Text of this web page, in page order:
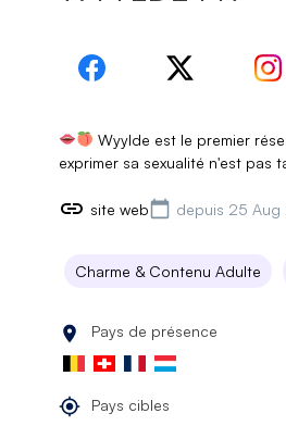
Wyylde est le premier
exprimer sa sexualité n'est pas
site web depuis 25
Charme & Contenu Adulte
Pays de présence
Pays cibles